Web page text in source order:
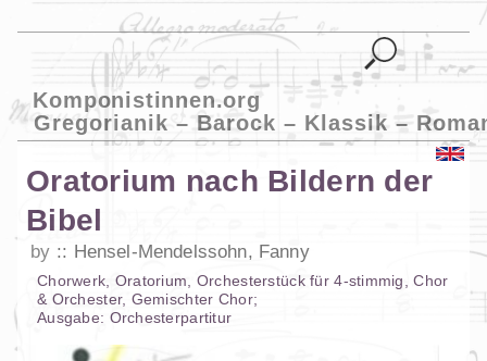
Komponistinnen.org
Gregorianik – Barock – Klassik –
Oratorium nach Bildern der
Bibel
by Hensel-Mendelssohn, Fanny
Chorwerk Oratorium Orchesterstückfür4-stimmig ,Chor
& Orchester, Gemischter Chor;
Ausgabe: Orchesterpartitur